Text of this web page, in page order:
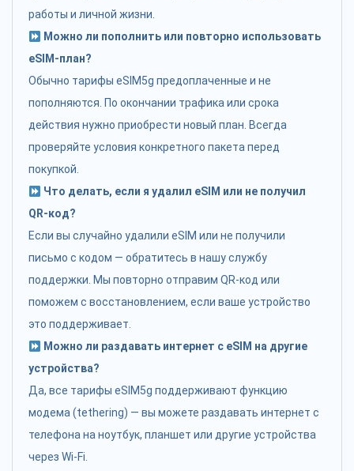
работы и личной жизни.
Можно ли пополнить или повторно использовать
eSIM-план?
Обычно тарифы eSIM5g предоплаченные и не
пополняются. По окончании трафика или срока
действия нужно приобрести новый план. Всегда
проверяйте условия конкретного пакета перед
покупкой.
Что делать, если я удалил eSIM или не получил
QR-код?
Если вы случайно удалили eSIM или не получили
письмо с кодом — обратитесь в нашу службу
поддержки. Мы повторно отправим QR-код или
поможем с восстановлением, если ваше устройство
это поддерживает.
Можно ли раздавать интернет с eSIM на другие
устройства?
Да, все тарифы eSIM5g поддерживают функцию
модема (tethering) — вы можете раздавать интернет с
телефона на ноутбук, планшет или другие устройства
через Wi-Fi.